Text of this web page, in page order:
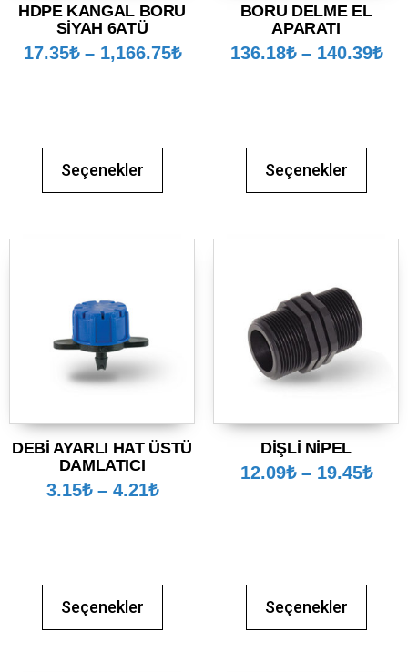
HDPE KANGAL BORU
SİYAH 6ATÜ
17.35₺ – 1,166.75₺
Seçenekler
BORU DELME EL
APARATI
136.18₺ – 140.39₺
Seçenekler
DEBİ AYARLI HAT ÜSTÜ
DAMLATICI
3.15₺ – 4.21₺
Seçenekler
DİŞLİ NİPEL
12.09₺ – 19.45₺
Seçenekler